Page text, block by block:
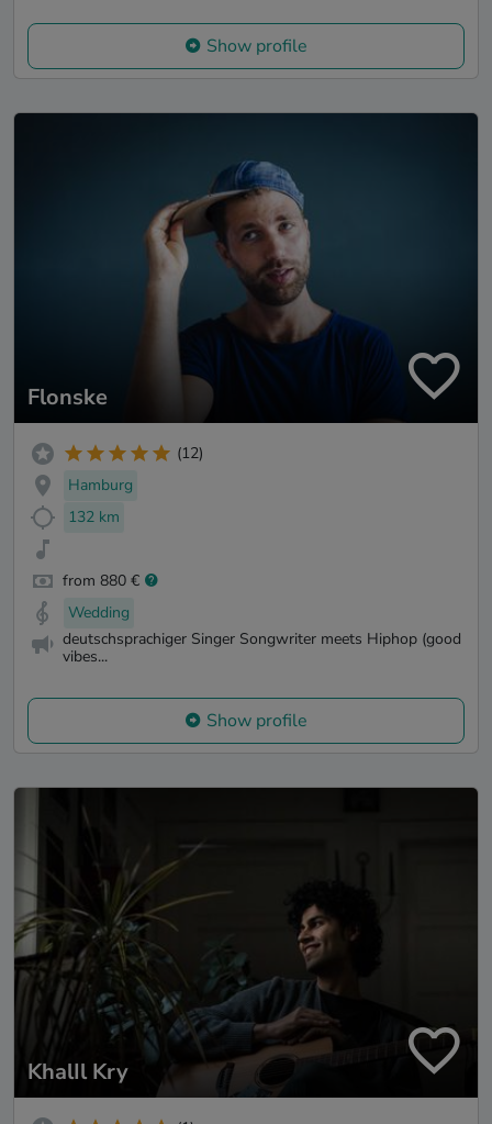
Show profile
Flonske
(12)
Hamburg
132 km
from 880 €
Wedding
deutschsprachiger Singer Songwriter meets Hiphop (good
vibes...
Show profile
KhalIl Kry